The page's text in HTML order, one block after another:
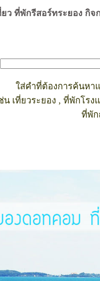
ว ที่พักรีสอร์ทระยอง กิ
ใส่คำที่ต้องการค้นหา
น เที่ยวระยอง , ที่พักโร
ที่พัก